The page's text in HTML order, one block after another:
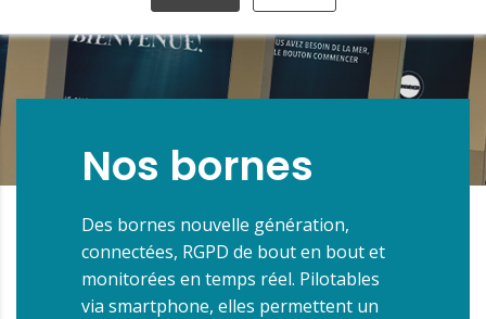
Nos bornes
Des bornes nouvelle génération,
connectées, RGPD de bout en bout et
monitorées en temps réel. Pilotables
via smartphone, elles permettent un